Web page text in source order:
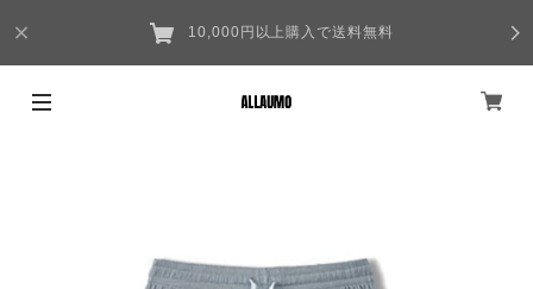
10,000円以上購入で送料無料